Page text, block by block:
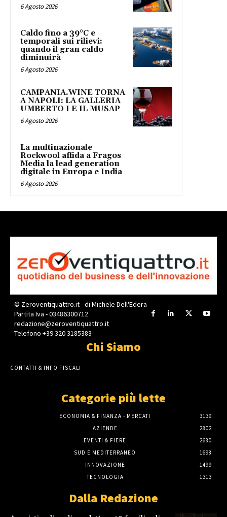
6 Agosto 2026
Caldo fino a 39°C e
temporali sui rilievi:
quando il gran caldo
diminuirà
6 Agosto 2026
CAMPANIA.WINE TORNA
A NAPOLI: LA GALLERIA
UMBERTO I E IL MUSAP
6 Agosto 2026
La multinazionale
Rockwool affida a Fragos
Media la lead generation
digitale in Europa e India
6 Agosto 2026
© Zeroventiquattro.it - di Michele Dell'Edera
Partita Iva - 03486300712
redazione@zeroventiquattro.it
Telefono +39 320 3185383
Chi Siamo
CONTATTI & INFO FISCALI
Categorie più lette
ECONOMIA & FINANZA - MERCATI
3139
AZIENDE
2802
EVENTI & FIERE
2680
SUD E MEDITERRANEO
1698
INNOVAZIONE
1499
TECNOLOGIA
1313
Dalla Redazione